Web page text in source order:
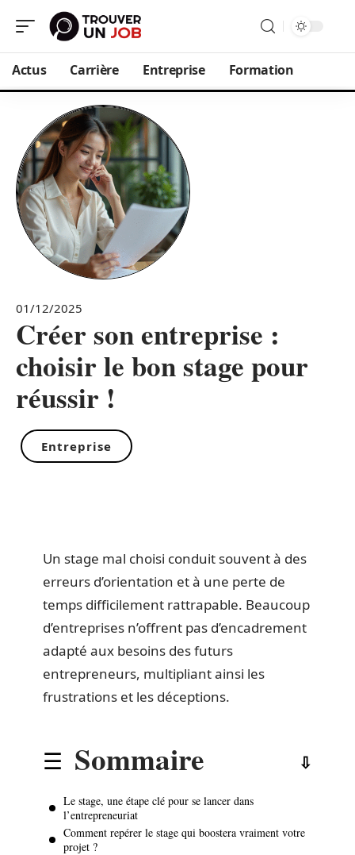
Actus Carrière Entreprise Formation
01/12/2025
Créer son entreprise :
choisir le bon stage pour
réussir !
Entreprise
Un stage mal choisi conduit souvent à des
erreurs d’orientation et à une perte de
temps difficilement rattrapable. Beaucoup
d’entreprises n’offrent pas d’encadrement
adapté aux besoins des futurs
entrepreneurs, multipliant ainsi les
frustrations et les déceptions.
Sommaire
Le stage, une étape clé pour se lancer dans
l’entrepreneuriat
Comment repérer le stage qui boostera vraiment votre
projet ?